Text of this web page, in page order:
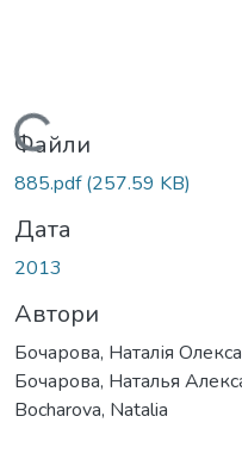
Вантажиться...
Файли
885.pdf(257.59 KB)
Дата
2013
Автори
Бочарова, Наталія
Бочарова, Наталья
Bocharova, Natalia